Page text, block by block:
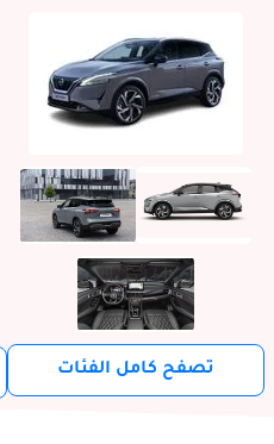
تصفح كامل الفئات